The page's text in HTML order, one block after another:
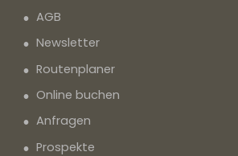
AGB
Newsletter
Routenplaner
Online buchen
Anfragen
Prospekte